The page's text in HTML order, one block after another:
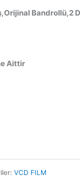
Bandrollü,2
Aittir
VCD FILM